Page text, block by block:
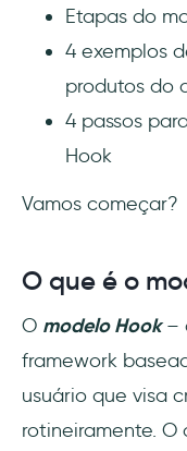
Passo 2:
Step 3: O
Passo 4:
Perguntas
O que é um
Quais são
Como usar
Etapas do
4 exemplos
produtos do
4 passos
Hook
Vamos começar?
O que é o
O modelo Hook–
framework
usuário que visa
rotineiramente.